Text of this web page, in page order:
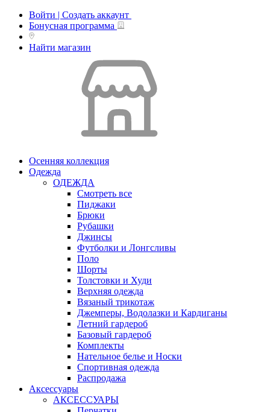
Войти | Создать аккаунт
Бонусная программа
Найти магазин
Осенняя коллекция
Одежда
ОДЕЖДА
Смотреть все
Пиджаки
Брюки
Рубашки
Джинсы
Футболки и Лонгсливы
Поло
Шорты
Толстовки и Худи
Верхняя одежда
Вязаный трикотаж
Джемперы, Водолазки и Кардиганы
Летний гардероб
Базовый гардероб
Комплекты
Нательное белье и Носки
Спортивная одежда
Распродажа
Аксессуары
АКСЕССУАРЫ